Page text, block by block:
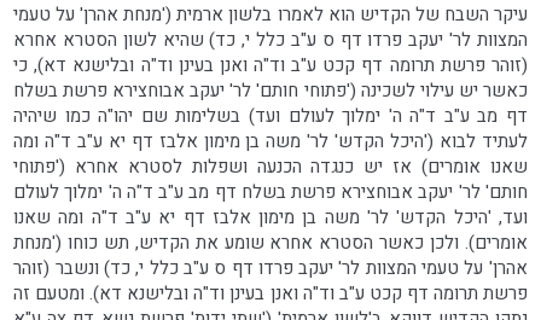
עיקר השבח של הקדיש הוא לאמרו בלשון ארמית ('מנחת אהרן' על טעמי
המצוות לר' יעקב פרדו דף ס ע"ב כלל י, כד) שהיא לשון הסטרא אחרא
(זוהר פרשת תרומה דף קכט ע"ב וד"ה ואנן בעינן וד"ה ובלישנא דא), כי
כאשר יש עילוי לשכינה ('פתוחי חותם' לר' יעקב אבוחצירא פרשת בשלח
דף מב ע"ב ד"ה ה' ימלוך לעולם ועד) בשלימות שם יהו"ה כמו שיהיה
לעתיד לבוא ('היכל הקדש' לר' משה בן מימון אלבז דף יא ע"ב ד"ה ומה
שאנו אומרים) אז יש כנגדה הכנעה ושפלות לסטרא אחרא ('פתוחי
חותם' לר' יעקב אבוחצירא פרשת בשלח דף מב ע"ב ד"ה ה' ימלוך לעולם
ועד, 'היכל הקדש' לר' משה בן מימון אלבז דף יא ע"ב ד"ה ומה שאנו
אומרים). ולכן כאשר הסטרא אחרא שומע את הקדיש, תש כוחו ('מנחת
אהרן' על טעמי המצוות לר' יעקב פרדו דף ס ע"ב כלל י, כד) ונשבר (זוהר
פרשת תרומה דף קכט ע"ב וד"ה ואנן בעינן וד"ה ובלישנא דא). ומטעם זה